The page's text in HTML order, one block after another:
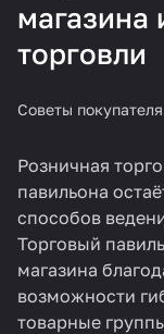
магазина
торговли
Советы
Розничная
павильона
способов
Торговый
магазина
возможности
товарные